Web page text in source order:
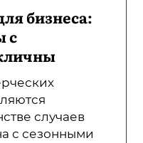
бизнеса:
с
случаев
с сезонными